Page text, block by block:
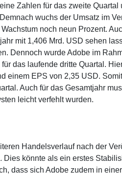
Zahlen für das zweite Quartal
wuchs der Umsatz im
noch neun Prozent.
mit 1,406 Mrd. USD sehen
Dennoch wurde Adobe im
das laufende dritte Quartal.
einem EPS von 2,35 USD.
Auch für das Gesamtjahr
leicht verfehlt wurden.
Handelsverlauf nach der
könnte als ein erstes
dass sich Adobe zudem in